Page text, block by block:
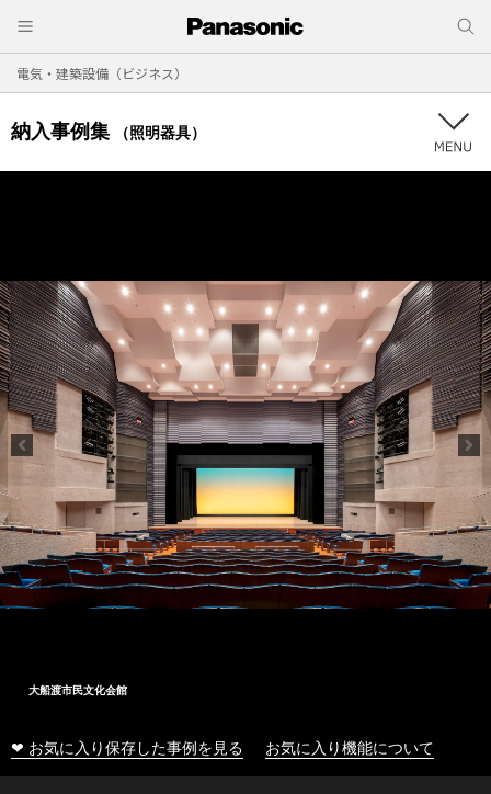
電気・建築設備（ビジネス）
納入事例集 （照明器具）
大船渡市民文化会館
❤ お気に入り保存した事例を見る お気に入り機能について